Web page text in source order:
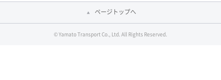
ページトップへ
© Yamato Transport Co., Ltd. All Rights Reserved.